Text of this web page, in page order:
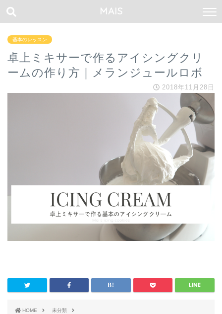
MAIS
基本のレッスン
卓上ミキサーで作るアイシングクリ
ームの作り方｜メランジュールロボ
2018年11月28日
HOME
未分類